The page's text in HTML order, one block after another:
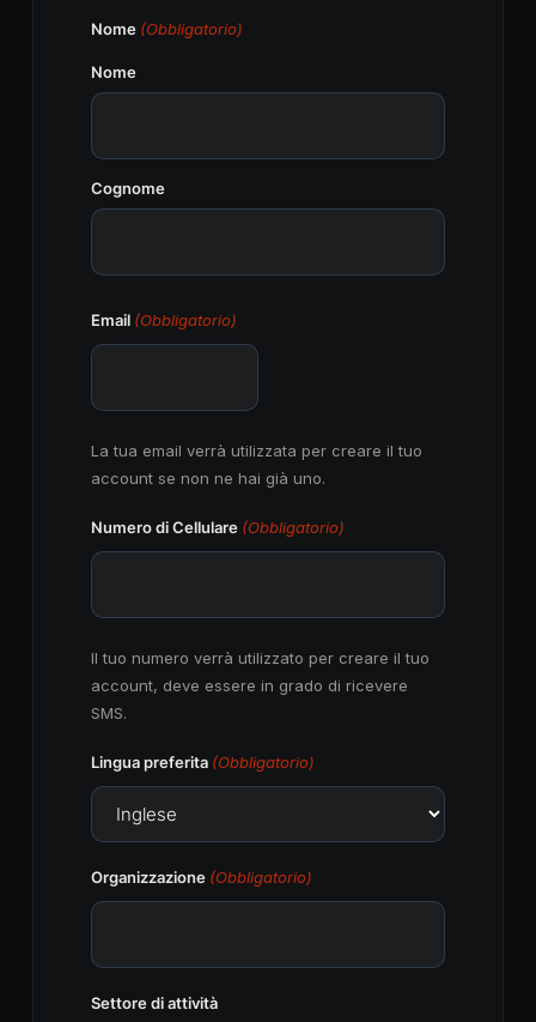
Nome (Obbligatorio)
Nome
Cognome
Email (Obbligatorio)
La tua email verrà utilizzata per creare il tuo
account se non ne hai già uno.
Numero di Cellulare (Obbligatorio)
Il tuo numero verrà utilizzato per creare il tuo
account, deve essere in grado di ricevere
SMS.
Lingua preferita (Obbligatorio)
Organizzazione (Obbligatorio)
Settore di attività